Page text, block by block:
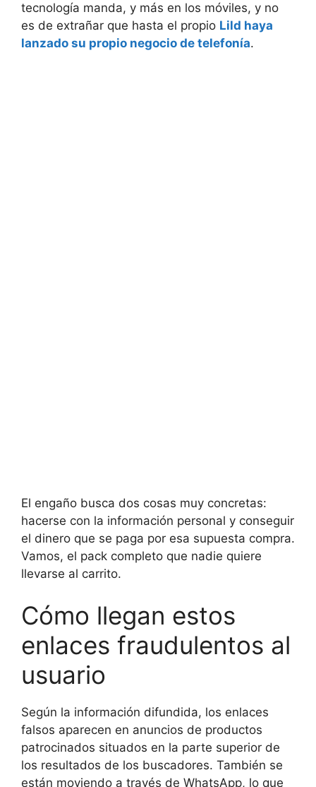
tecnología manda, y más en los móviles, y no
es de extrañar que hasta el propio Lild haya
lanzado su propio negocio de telefonía.
El engaño busca dos cosas muy concretas:
hacerse con la información personal y conseguir
el dinero que se paga por esa supuesta compra.
Vamos, el pack completo que nadie quiere
llevarse al carrito.
Cómo llegan estos
enlaces fraudulentos al
usuario
Según la información difundida, los enlaces
falsos aparecen en anuncios de productos
patrocinados situados en la parte superior de
los resultados de los buscadores. También se
están moviendo a través de WhatsApp, lo que